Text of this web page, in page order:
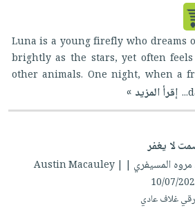
Luna is a young firefly who dreams
brightly as the stars, yet often
other animals. One night, when a
إقرأ المزيد »
لا يغفر
مروه المسيفري
| Austin Macauley |
10/07/
غلاف عادي